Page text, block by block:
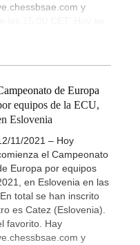
y
de Europa
equipos de la ECU,
Eslovenia
11/2021 – Hoy
el Campeonato
Europa por equipos
en Eslovenia en las
total se han inscrito
es Catez (Eslovenia).
favorito. Hay
y